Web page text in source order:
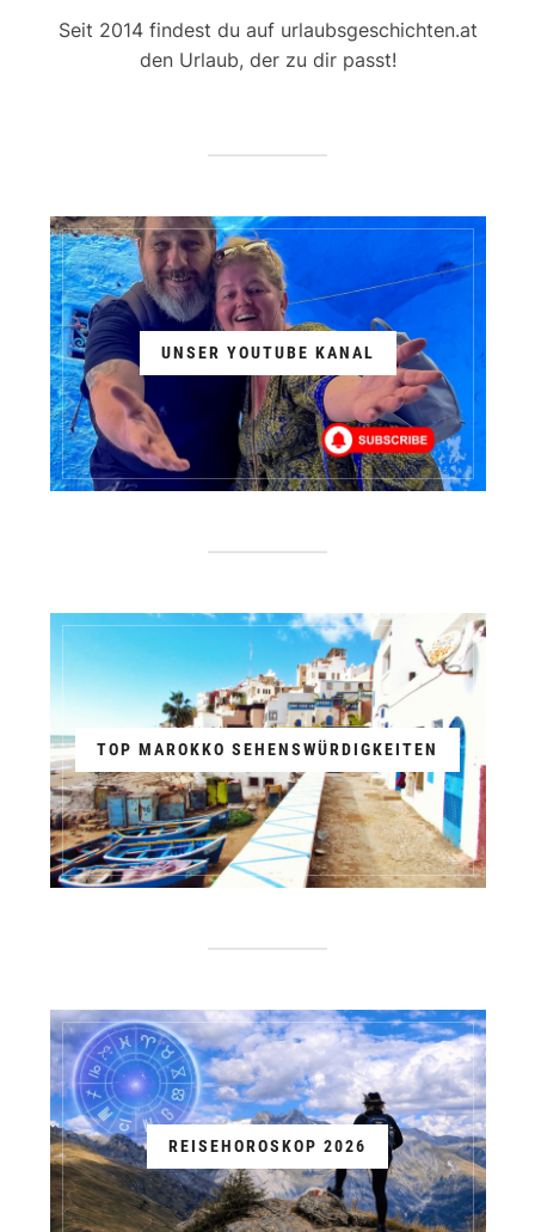
Seit 2014 findest du auf urlaubsgeschichten.at
den Urlaub, der zu dir passt!
UNSER YOUTUBE KANAL
TOP MAROKKO SEHENSWÜRDIGKEITEN
REISEHOROSKOP 2026